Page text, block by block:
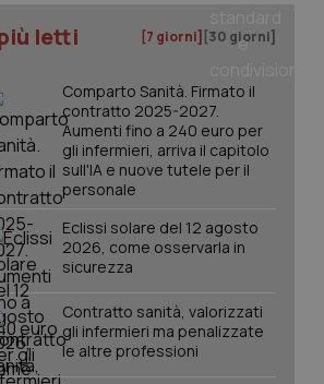
letti [7 giorni] [30 giorni]
Comparto Sanità. Firmato il
contratto 2025-2027.
Aumenti fino a 240 euro per
gli infermieri, arriva il capitolo
sull'IA e nuove tutele per il
personale
Eclissi solare del 12 agosto
2026, come osservarla in
sicurezza
Contratto sanità, valorizzati
gli infermieri ma penalizzate
le altre professioni